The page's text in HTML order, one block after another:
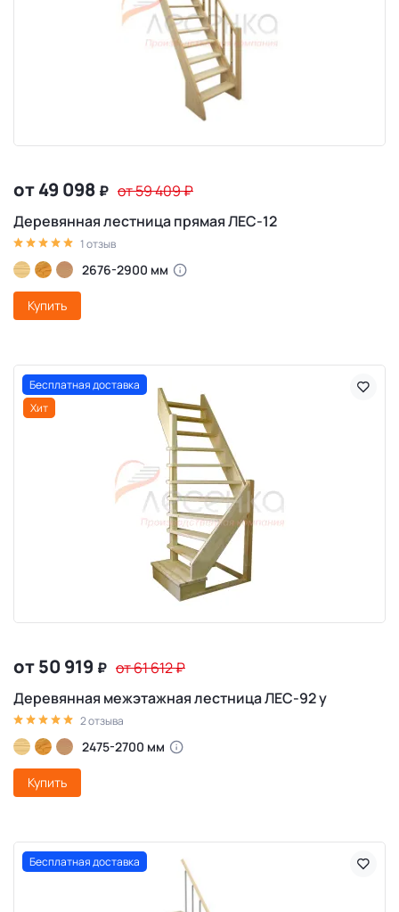
от 49 098 ₽ от 59 409₽
Деревянная лестница прямая ЛЕС-12
1 отзыв
2676-2900 мм
Купить
Бесплатная доставка
Хит
от 50 919 ₽ от 61 612₽
Деревянная межэтажная лестница ЛЕС-92 у
2 отзыва
2475-2700 мм
Купить
Бесплатная доставка